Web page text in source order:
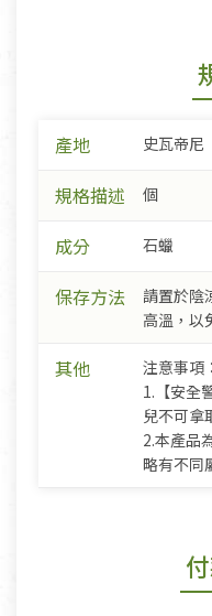
產地 史瓦帝尼
規格描述 個
成分 石蠟
保存方法
請置於陰
高溫，以
其他
注意事項：
1.【安全
兒不可拿
2.本產品
略有不同